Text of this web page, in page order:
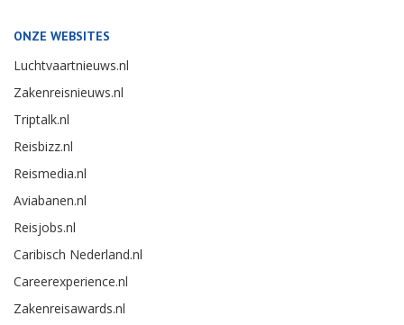
ONZE WEBSITES
Luchtvaartnieuws.nl
Zakenreisnieuws.nl
Triptalk.nl
Reisbizz.nl
Reismedia.nl
Aviabanen.nl
Reisjobs.nl
Caribisch Nederland.nl
Careerexperience.nl
Zakenreisawards.nl